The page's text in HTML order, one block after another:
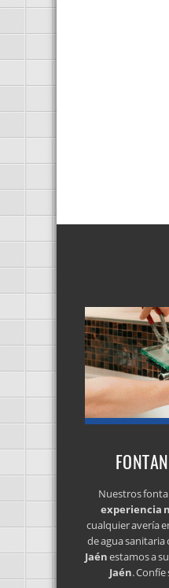
Nuestros
experiencia
cualquier avería
de agua sanitaria
Jaénestamos a
Jaén.